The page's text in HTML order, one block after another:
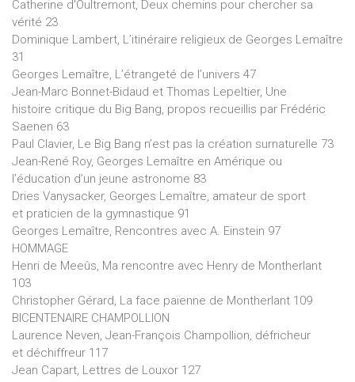
Catherine d'Oultremont, Deux chemins pour chercher sa
vérité 23
Dominique Lambert, L’itinéraire religieux de Georges Lemaître
31
Georges Lemaître, L’étrangeté de l’univers 47
Jean-Marc Bonnet-Bidaud et Thomas Lepeltier, Une
histoire critique du Big Bang, propos recueillis par Frédéric
Saenen 63
Paul Clavier, Le Big Bang n’est pas la création surnaturelle 73
Jean-René Roy, Georges Lemaître en Amérique ou
l’éducation d’un jeune astronome 83
Dries Vanysacker, Georges Lemaître, amateur de sport
et praticien de la gymnastique 91
Georges Lemaître, Rencontres avec A. Einstein 97
HOMMAGE
Henri de Meeûs, Ma rencontre avec Henry de Montherlant
103
Christopher Gérard, La face païenne de Montherlant 109
BICENTENAIRE CHAMPOLLION
Laurence Neven, Jean-François Champollion, défricheur
et déchiffreur 117
Jean Capart, Lettres de Louxor 127